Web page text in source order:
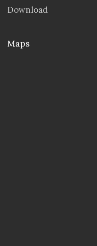
Download
Maps